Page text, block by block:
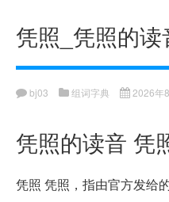
凭照_凭照的
bj03 组词字典 2026年
凭照的读音 凭
凭照 凭照，指由官方发给的